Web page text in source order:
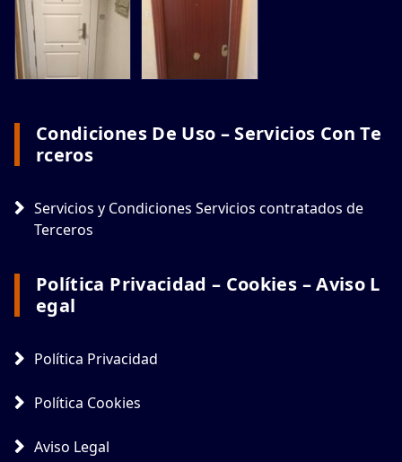
Condiciones De Uso – Servicios Con Te
Rceros
Servicios y Condiciones Servicios contratados de
Terceros
Política Privacidad – Cookies – Aviso L
Egal
Política Privacidad
Política Cookies
Aviso Legal